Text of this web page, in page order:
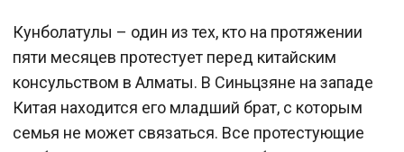
Кунболатулы – один из тех, кто на протяжении
пяти месяцев протестует перед китайским
консульством в Алматы. В Синьцзяне на западе
Китая находится его младший брат, с которым
семья не может связаться. Все протестующие